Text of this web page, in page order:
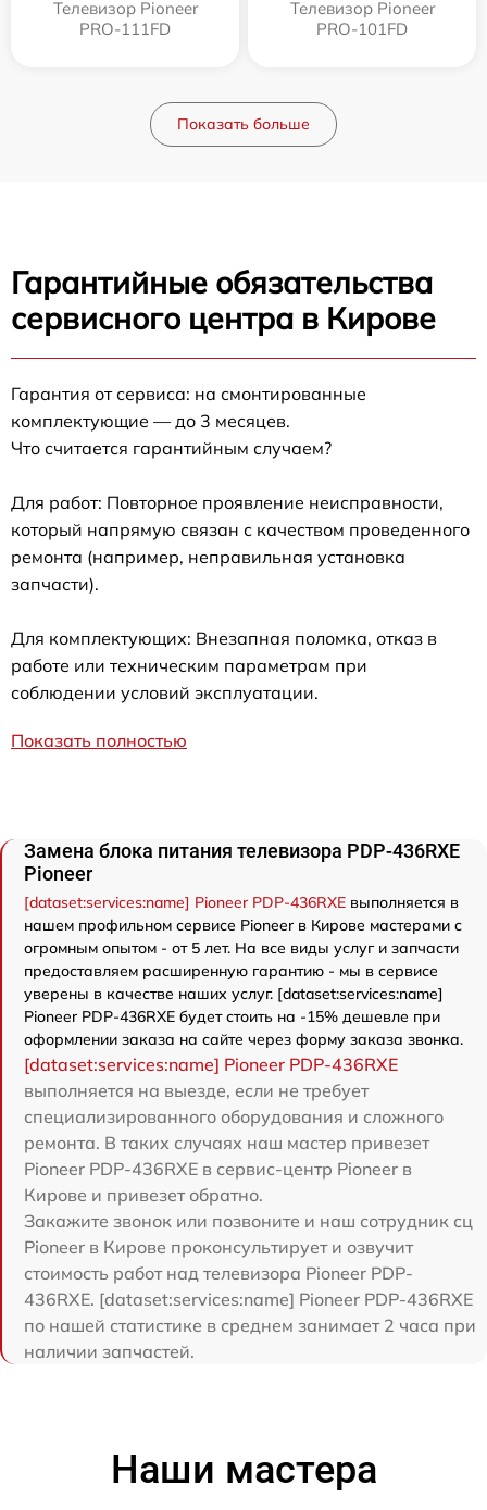
Телевизор Pioneer
PRO-111FD
Телевизор Pioneer
PRO-101FD
Показать больше
Гарантийные обязательства
сервисного центра в Кирове
Гарантия от сервиса: на смонтированные
комплектующие — до 3 месяцев.
Что считается гарантийным случаем?
Для работ: Повторное проявление неисправности,
который напрямую связан с качеством проведенного
ремонта (например, неправильная установка
запчасти).
Для комплектующих: Внезапная поломка, отказ в
работе или техническим параметрам при
соблюдении условий эксплуатации.
Показать полностью
Замена блока питания телевизора PDP-436RXE
Pioneer
[dataset:services:name] Pioneer PDP-436RXE выполняется в
нашем профильном сервисе Pioneer в Кирове мастерами с
огромным опытом - от 5 лет. На все виды услуг и запчасти
предоставляем расширенную гарантию - мы в сервисе
уверены в качестве наших услуг. [dataset:services:name]
Pioneer PDP-436RXE будет стоить на -15% дешевле при
оформлении заказа на сайте через форму заказа звонка.
[dataset:services:name] Pioneer PDP-436RXE
выполняется на выезде, если не требует
специализированного оборудования и сложного
ремонта. В таких случаях наш мастер привезет
Pioneer PDP-436RXE в сервис-центр Pioneer в
Кирове и привезет обратно.
Закажите звонок или позвоните и наш сотрудник сц
Pioneer в Кирове проконсультирует и озвучит
стоимость работ над телевизора Pioneer PDP-
436RXE. [dataset:services:name] Pioneer PDP-436RXE
по нашей статистике в среднем занимает 2 часа при
наличии запчастей.
Наши мастера